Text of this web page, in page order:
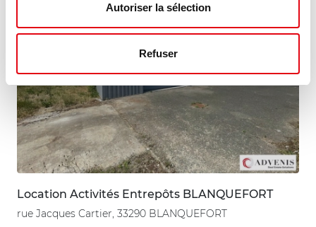
Autoriser la sélection
Refuser
Location Activités Entrepôts BLANQUEFORT
rue Jacques Cartier, 33290 BLANQUEFORT